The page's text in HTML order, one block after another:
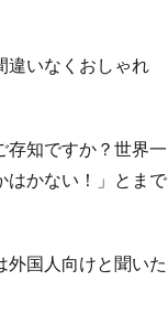
違いなくおしゃれ
存知ですか？世界一
はかない！」とまで
外国人向けと聞いた